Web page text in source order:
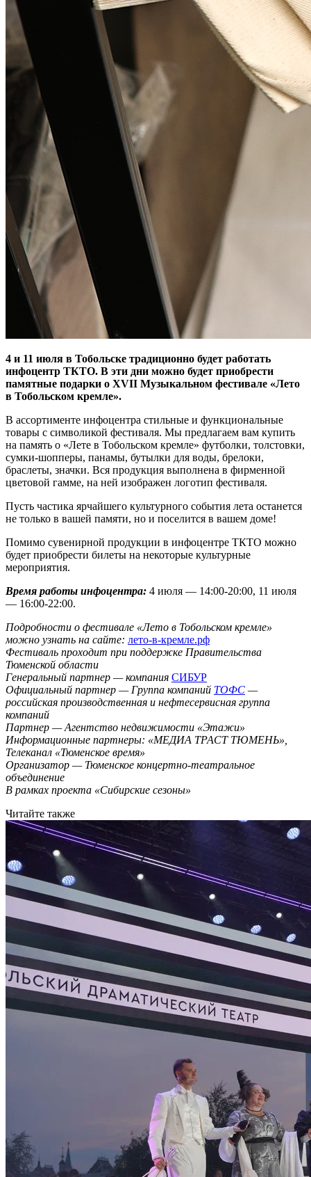
4 и 11 июля в Тобольске традиционно будет работать
инфоцентр ТКТО. В эти дни можно будет приобрести
памятные подарки о XVII Музыкальном фестивале «Лето
в Тобольском кремле».
В ассортименте инфоцентра стильные и функциональные
товары с символикой фестиваля. Мы предлагаем вам купить
на память о «Лете в Тобольском кремле» футболки, толстовки,
сумки-шопперы, панамы, бутылки для воды, брелоки,
браслеты, значки. Вся продукция выполнена в фирменной
цветовой гамме, на ней изображен логотип фестиваля.
Пусть частика ярчайшего культурного события лета останется
не только в вашей памяти, но и поселится в вашем доме!
Помимо сувенирной продукции в инфоцентре ТКТО можно
будет приобрести билеты на некоторые культурные
мероприятия.
Время работы инфоцентра: 4 июля — 14:00-20:00, 11 июля
— 16:00-22:00.
Подробности о фестивале «Лето в Тобольском кремле»
можно узнать на сайте: лето-в-кремле.рф
Фестиваль проходит при поддержке Правительства
Тюменской области
Генеральный партнер — компания СИБУР
Официальный партнер — Группа компаний ТОФС —
российская производственная и нефтесервисная группа
компаний
Партнер — Агентство недвижимости «Этажи»
Информационные партнеры: «МЕДИА ТРАСТ ТЮМЕНЬ»,
Телеканал «Тюменское время»
Организатор — Тюменское концертно-театральное
объединение
В рамках проекта «Сибирские сезоны»
Читайте также